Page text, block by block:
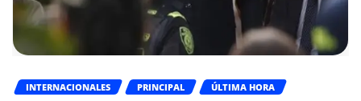
INTERNACIONALES PRINCIPAL ÚLTIMA HORA